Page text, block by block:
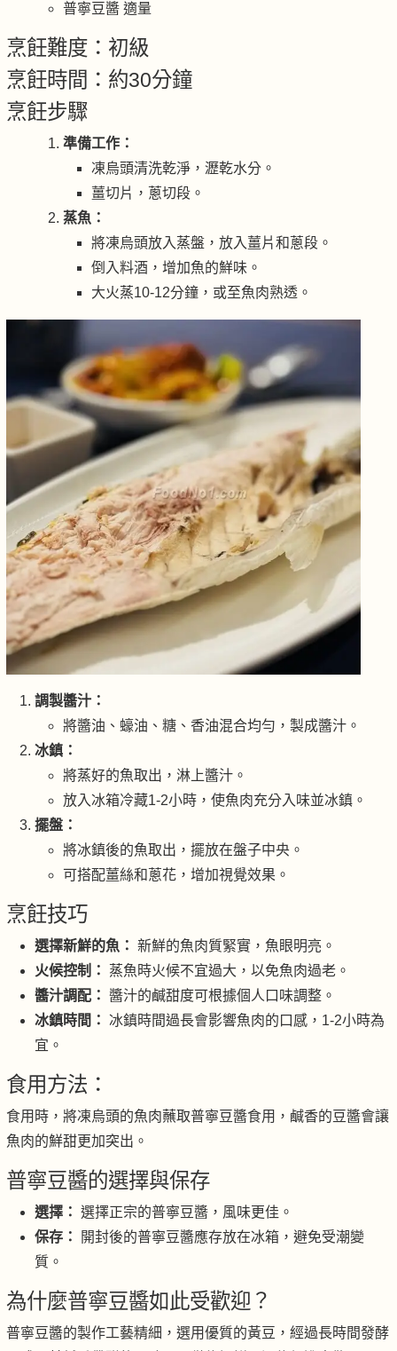
普寧豆醬 適量
烹飪難度：初級
烹飪時間：約30分鐘
烹飪步驟
準備工作：
凍烏頭清洗乾淨，瀝乾水分。
薑切片，蔥切段。
蒸魚：
將凍烏頭放入蒸盤，放入薑片和蔥段。
倒入料酒，增加魚的鮮味。
大火蒸10-12分鐘，或至魚肉熟透。
調製醬汁：
將醬油、蠔油、糖、香油混合均勻，製成醬汁。
冰鎮：
將蒸好的魚取出，淋上醬汁。
放入冰箱冷藏1-2小時，使魚肉充分入味並冰鎮。
擺盤：
將冰鎮後的魚取出，擺放在盤子中央。
可搭配薑絲和蔥花，增加視覺效果。
烹飪技巧
選擇新鮮的魚： 新鮮的魚肉質緊實，魚眼明亮。
火候控制：
蒸魚時火候不宜過大，以免魚肉過老。
醬汁調配： 醬汁的鹹甜度可根據個人口味調整。
冰鎮時間： 冰鎮時間過長會影響魚肉的口感，1-2小時為
宜。
食用方法：
食用時，將凍烏頭的魚肉蘸取普寧豆醬食用，鹹香的豆醬會讓
魚肉的鮮甜更加突出。
普寧豆醬的選擇與保存
選擇： 選擇正宗的普寧豆醬，風味更佳。
保存：
開封後的普寧豆醬應存放在冰箱，避免受潮變
質。
為什麼普寧豆醬如此受歡迎？
普寧豆醬的製作工藝精細，選用優質的黃豆，經過長時間發酵